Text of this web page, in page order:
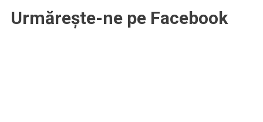
Urmărește-ne pe Facebook